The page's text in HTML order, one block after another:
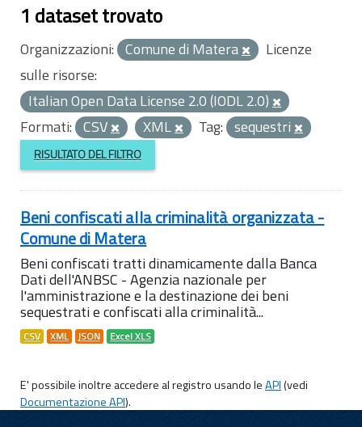
1 dataset trovato
Organizzazioni: Comune di Matera
Licenze
sulle risorse:
Italian Open Data License 2.0 (IODL 2.0)
Formati: CSV XML Tag: sequestri
RISULTATO DEL FILTRO
Beni confiscati alla criminalità organizzata -
Comune di Matera
Beni confiscati tratti dinamicamente dalla Banca
Dati dell'ANBSC - Agenzia nazionale per
l'amministrazione e la destinazione dei beni
sequestrati e confiscati alla criminalità...
CSV XML JSON Excel XLS
E' possibile inoltre accedere al registro usando leAPI(vedi
Documentazione API).